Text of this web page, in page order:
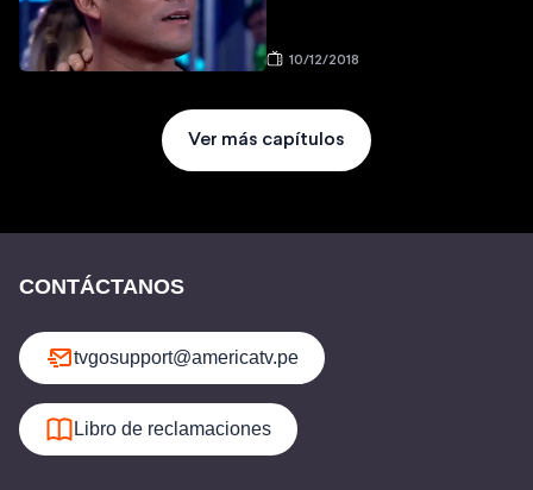
10/12/2018
Ver más capítulos
CONTÁCTANOS
tvgosupport@americatv.pe
Libro de reclamaciones